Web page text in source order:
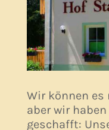
Wir können es
aber wir
geschafft: